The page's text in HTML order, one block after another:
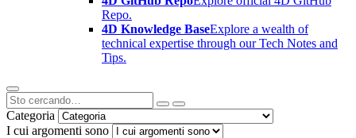
Repo.
4D Knowledge BaseExplore a wealth of
technical expertise through our Tech Notes and
Tips.
Categoria
I cui argomenti sono